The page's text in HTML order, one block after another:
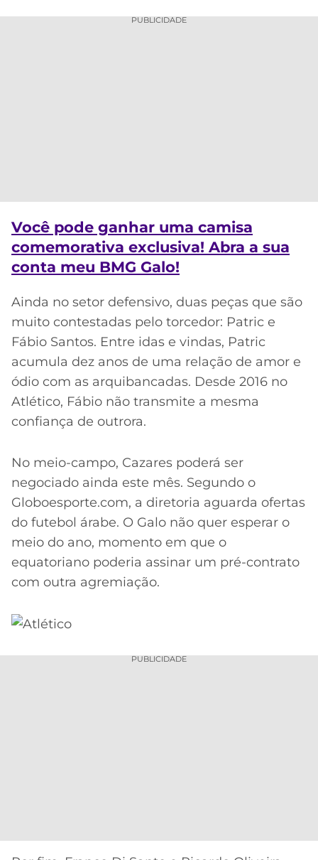
PUBLICIDADE
Você pode ganhar uma camisa
comemorativa exclusiva! Abra a sua
conta meu BMG Galo!
Ainda no setor defensivo, duas peças que são
muito contestadas pelo torcedor: Patric e
Fábio Santos. Entre idas e vindas, Patric
acumula dez anos de uma relação de amor e
ódio com as arquibancadas. Desde 2016 no
Atlético, Fábio não transmite a mesma
confiança de outrora.
No meio-campo, Cazares poderá ser
negociado ainda este mês. Segundo o
Globoesporte.com, a diretoria aguarda ofertas
do futebol árabe. O Galo não quer esperar o
meio do ano, momento em que o
equatoriano poderia assinar um pré-contrato
com outra agremiação.
PUBLICIDADE